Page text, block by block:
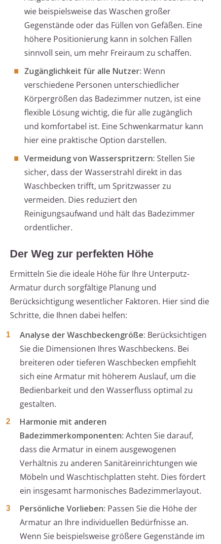
wie beispielsweise das Waschen großer
Gegenstände oder das Füllen von Gefäßen. Eine
höhere Positionierung kann in solchen Fällen
sinnvoll sein, um mehr Freiraum zu schaffen.
Zugänglichkeit für alle Nutzer: Wenn
verschiedene Personen unterschiedlicher
Körpergrößen das Badezimmer nutzen, ist eine
flexible Lösung wichtig, die für alle zugänglich
und komfortabel ist. Eine Schwenkarmatur kann
hier eine praktische Option darstellen.
Vermeidung von Wasserspritzern: Stellen Sie
sicher, dass der Wasserstrahl direkt in das
Waschbecken trifft, um Spritzwasser zu
vermeiden. Dies reduziert den
Reinigungsaufwand und hält das Badezimmer
ordentlicher.
Der Weg zur perfekten Höhe
Ermitteln Sie die ideale Höhe für Ihre Unterputz-
Armatur durch sorgfältige Planung und
Berücksichtigung wesentlicher Faktoren. Hier sind die
Schritte, die Ihnen dabei helfen:
Analyse der Waschbeckengröße: Berücksichtigen
Sie die Dimensionen Ihres Waschbeckens. Bei
breiteren oder tieferen Waschbecken empfiehlt
sich eine Armatur mit höherem Auslauf, um die
Bedienbarkeit und den Wasserfluss optimal zu
gestalten.
Harmonie mit anderen
Badezimmerkomponenten: Achten Sie darauf,
dass die Armatur in einem ausgewogenen
Verhältnis zu anderen Sanitäreinrichtungen wie
Möbeln und Waschtischplatten steht. Dies fördert
ein insgesamt harmonisches Badezimmerlayout.
Persönliche Vorlieben: Passen Sie die Höhe der
Armatur an Ihre individuellen Bedürfnisse an.
Wenn Sie beispielsweise größere Gegenstände im